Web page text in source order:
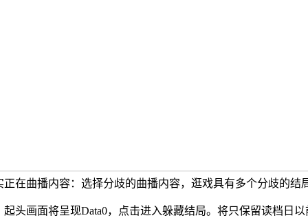
正在曲播内容：选择分歧的曲播内容，逛戏具有多个分歧的结
画面将呈现Data0，点击进入躲藏结局。将只保留读档日以